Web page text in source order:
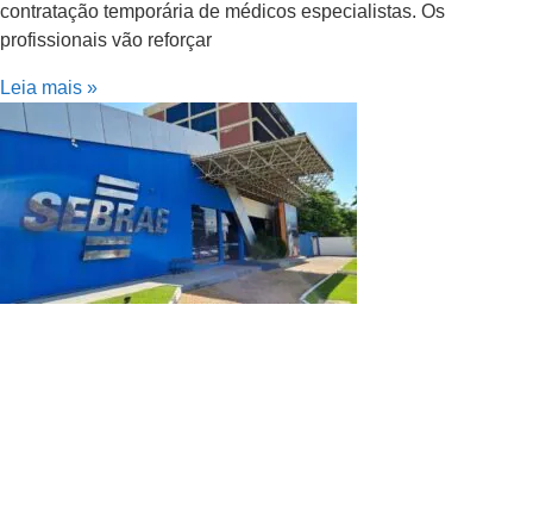
contratação temporária de médicos especialistas. Os
profissionais vão reforçar
Leia mais »